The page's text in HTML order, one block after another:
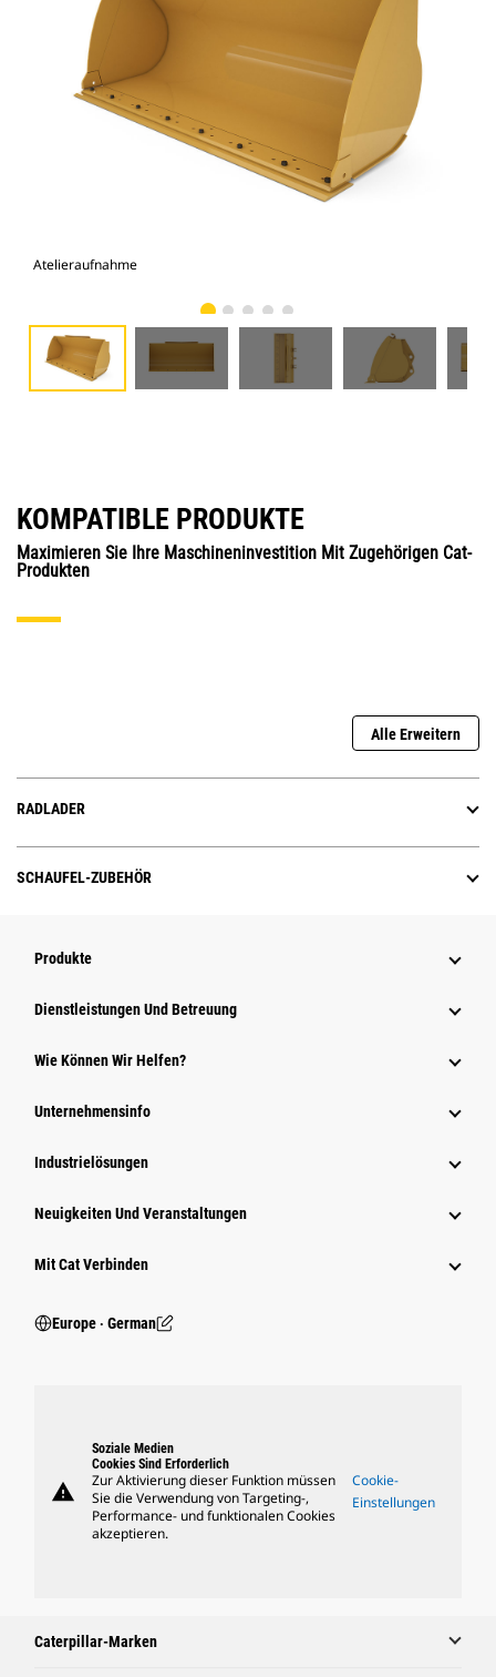
Atelieraufnahme
KOMPATIBLE PRODUKTE
Maximieren Sie Ihre Maschineninvestition Mit Zugehörigen Cat-
Produkten
Alle Erweitern
RADLADER
SCHAUFEL-ZUBEHÖR
Produkte
Dienstleistungen Und Betreuung
Wie Können Wir Helfen?
Unternehmensinfo
Industrielösungen
Neuigkeiten Und Veranstaltungen
Mit Cat Verbinden
Europe ‧ German
warning
Soziale Medien
Cookies Sind Erforderlich
Zur Aktivierung dieser Funktion müssen
Sie die Verwendung von Targeting-,
Performance- und funktionalen Cookies
akzeptieren.
Cookie-
Einstellungen
Caterpillar-Marken